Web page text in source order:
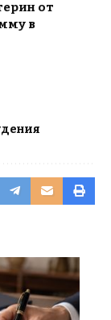
от
в